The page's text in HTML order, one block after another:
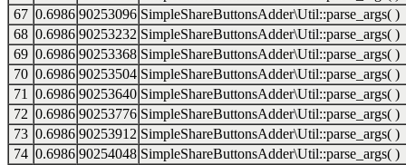
67 0.6986 90253096 SimpleShareButtonsAdder\Util::parse_args( )
68 0.6986 90253232 SimpleShareButtonsAdder\Util::parse_args( )
69 0.6986 90253368 SimpleShareButtonsAdder\Util::parse_args( )
70 0.6986 90253504 SimpleShareButtonsAdder\Util::parse_args( )
71
0.6986 90253640 SimpleShareButtonsAdder\Util::parse_args( )
72 0.6986 90253776 SimpleShareButtonsAdder\Util::parse_args( )
73 0.6986 90253912 SimpleShareButtonsAdder\Util::parse_args( )
74 0.6986 90254048 SimpleShareButtonsAdder\Util::parse_args( )